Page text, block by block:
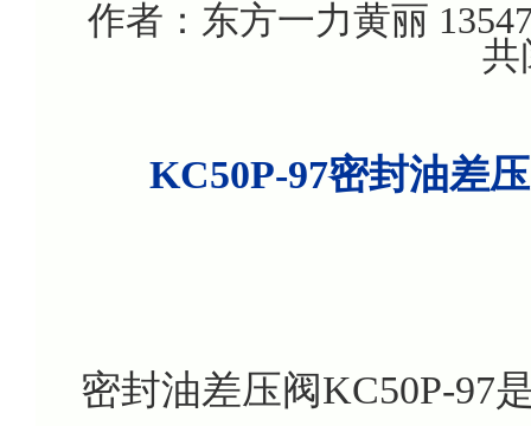
作者：东方一力黄丽
共
KC50P-97密封油差
密封油差压阀KC50P-97